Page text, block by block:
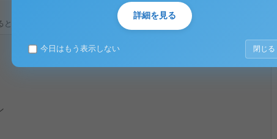
、テキストデータがみえます。 )
詳細を見る
今日はもう表示しない 閉じる